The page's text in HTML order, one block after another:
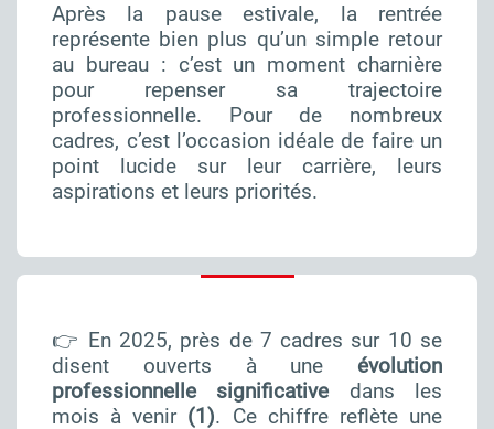
Après la pause estivale, la rentrée
représente bien plus qu’un simple retour
au bureau : c’est un moment charnière
pour repenser sa trajectoire
professionnelle. Pour de nombreux
cadres, c’est l’occasion idéale de faire un
point lucide sur leur carrière, leurs
aspirations et leurs priorités.
👉 En 2025, près de 7 cadres sur 10 se
disent ouverts à une évolution
professionnelle
significativedans les
mois à venir (1). Ce chiffre reflète une